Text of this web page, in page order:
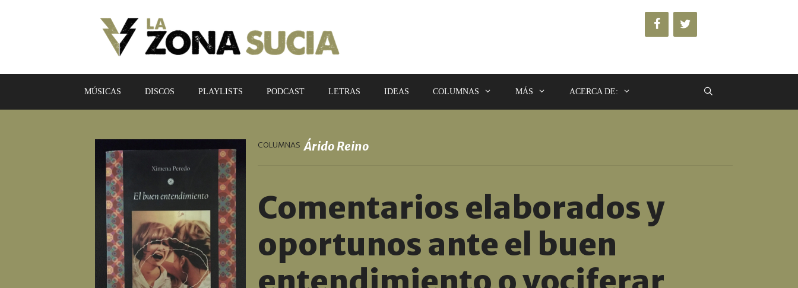
MÚSICAS DISCOS PLAYLISTS PODCAST LETRAS IDEAS COLUMNAS MÁS ACERCA DE:
COLUMNAS Árido Reino
Comentarios elaborados y
oportunos ante el buen